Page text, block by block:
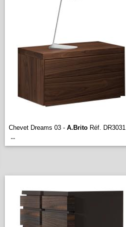
Chevet Dreams 03 - A.Brito Réf. DR3031
...